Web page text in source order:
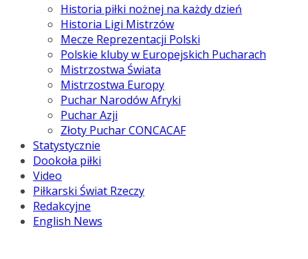
Historia piłki nożnej na każdy dzień
Historia Ligi Mistrzów
Mecze Reprezentacji Polski
Polskie kluby w Europejskich Pucharach
Mistrzostwa Świata
Mistrzostwa Europy
Puchar Narodów Afryki
Puchar Azji
Złoty Puchar CONCACAF
Statystycznie
Dookoła piłki
Video
Piłkarski Świat Rzeczy
Redakcyjne
English News